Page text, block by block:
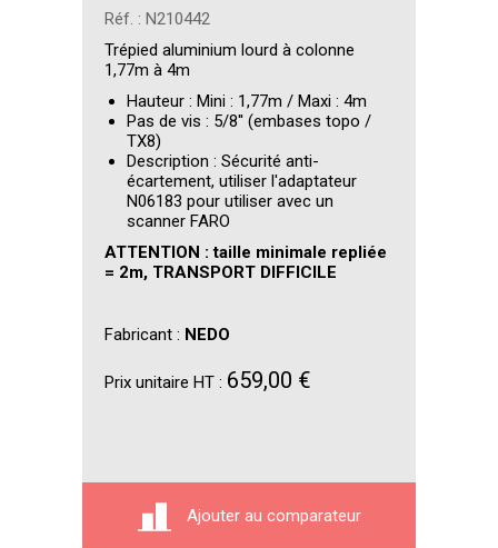
Réf. : N210442
Trépied aluminium lourd à colonne
1,77m à 4m
Hauteur : Mini : 1,77m / Maxi : 4m
Pas de vis : 5/8'' (embases topo /
TX8)
Description : Sécurité anti-
écartement, utiliser l'adaptateur
N06183 pour utiliser avec un
scanner FARO
ATTENTION : taille minimale repliée
= 2m, TRANSPORT DIFFICILE
Fabricant : NEDO
Prix unitaire HT : 659,00 €
Ajouter au comparateur